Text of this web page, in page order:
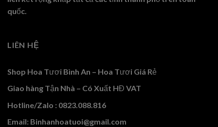
quốc.
LIÊN HỆ
Shop Hoa Tươi Bình An – Hoa Tươi Giá Rẻ
Giao hàng Tận Nhà – Có Xuất HĐ VAT
Hotline/Zalo : 0823.088.816
Email: Binhanhoatuoi@gmail.com